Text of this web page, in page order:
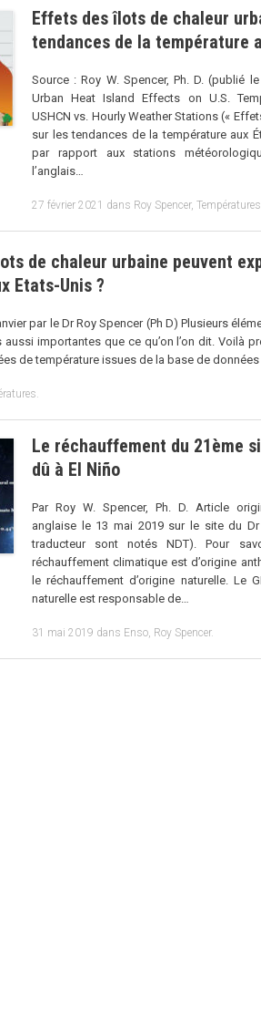
Effets des îlots de chaleur
tendances de la température
Source : Roy W. Spencer, Ph. D. (publié
Urban Heat Island Effects on U.S.
USHCN vs. Hourly Weather Stations («
sur les tendances de la température aux
par rapport aux stations
l’anglais…
27 février 2021 dans Roy Spencer, Températures
de chaleur urbaine peuvent
Etats-Unis ?
par le Dr Roy Spencer (Ph D) Plusieurs
importantes que ce qu’on l’on dit. Voilà
de température issues de la base de
Le réchauffement du 21ème
dû à El Niño
Par Roy W. Spencer, Ph. D. Article
anglaise le 13 mai 2019 sur le site du
traducteur sont notés NDT). Pour
réchauffement climatique est d’origine
le réchauffement d’origine naturelle. Le
naturelle est responsable de…
31 mai 2019 dans Enso Roy Spencer.